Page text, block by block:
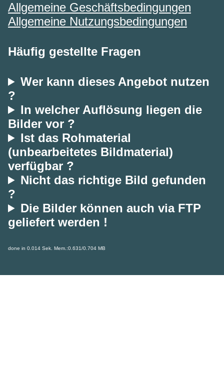
Allgemeine Geschäftsbedingungen
Allgemeine Nutzungsbedingungen
Häufig gestellte Fragen
Wer kann dieses Angebot nutzen
?
In welcher Auflösung liegen die
Bilder vor ?
Ist das Rohmaterial
(unbearbeitetes Bildmaterial)
verfügbar ?
Nicht das richtige Bild gefunden
?
Die Bilder können auch via FTP
geliefert werden !
done in 0.014 Sek. Mem.:0.631/0.704 MB